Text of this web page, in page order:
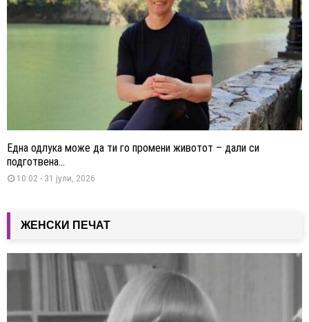
Една одлука може да ти го промени животот – дали си
подготвена...
10:02 - 31 јули, 2026
ЖЕНСКИ ПЕЧАТ